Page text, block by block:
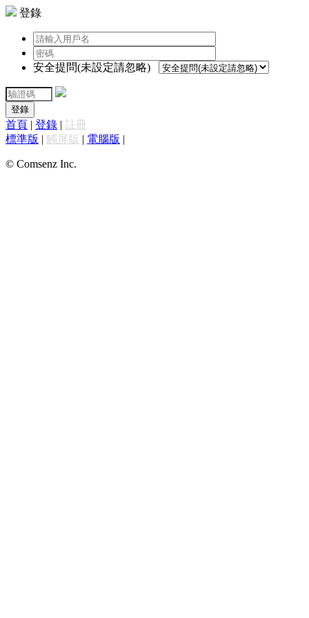
登錄
安全提問(未設定請忽略)
登錄
首頁 | 登錄 | 註冊
標準版 | 觸屏版 | 電腦版 |
© Comsenz Inc.